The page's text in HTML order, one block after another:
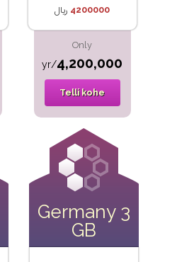
4200000 ریال
Only
4,200,000
/yr
Telli kohe
Germany 3
GB